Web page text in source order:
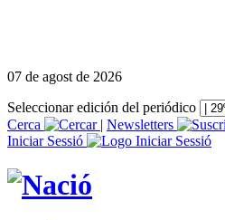
07 de agost de 2026
Seleccionar edición del periódico
Cerca
| Newsletters
Iniciar Sessió